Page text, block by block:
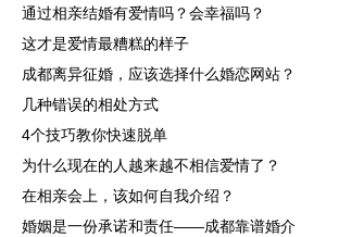
通过相亲结婚有爱情吗？会幸福吗？
这才是爱情最糟糕的样子
成都离异征婚，应该选择什么婚恋网站？
几种错误的相处方式
4个技巧教你快速脱单
为什么现在的人越来越不相信爱情了？
在相亲会上，该如何自我介绍？
婚姻是一份承诺和责任——成都靠谱婚介